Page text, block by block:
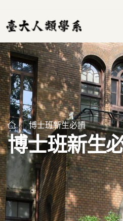
博士班新生必讀
博士班新生